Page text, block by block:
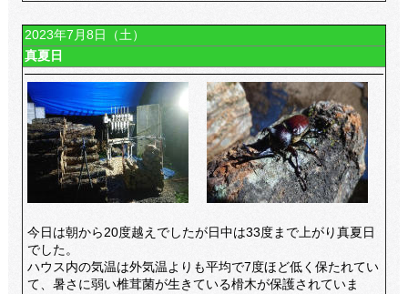
2023年7月8日（土）
真夏日
今日は朝から20度越えでしたが日中は33度まで上がり真夏日
でした。
ハウス内の気温は外気温よりも平均で7度ほど低く保たれてい
て、暑さに弱い椎茸菌が生きている榾木が保護されていま